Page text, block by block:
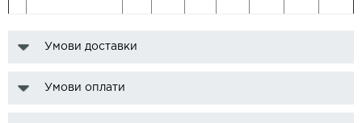
Умови доставки
Умови оплати